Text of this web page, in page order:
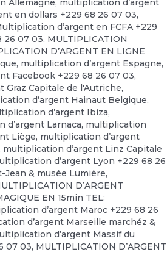
Allemagne, multiplication d’argent
en dollars +229 68 26 07 03,
d’argent en FCFA +229
26 07 03, MULTIPLICATION
D’ARGENT EN LIGNE
, multiplication d’argent Espagne,
Facebook +229 68 26 07 03,
Graz Capitale de l'Autriche,
d’argent Hainaut Belgique,
d’argent Ibiza,
d’argent Larnaca, multiplication
Liège, multiplication d’argent
multiplication d’argent Linz Capitale
d’argent Lyon +229 68 26
Jean & musée Lumière,
D’ARGENT
EN 15min TEL:
d’argent Maroc +229 68 26
d’argent Marseille marchéz &
d’argent Massif du
07 03, MULTIPLICATION D’ARGENT